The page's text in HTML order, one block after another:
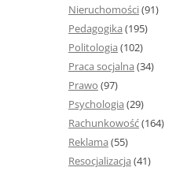
Nieruchomości(91)
Pedagogika (195)
Politologia (102)
Praca socjalna (34)
Prawo (97)
Psychologia (29)
Rachunkowość(164)
Reklama (55)
Resocjalizacja (41)